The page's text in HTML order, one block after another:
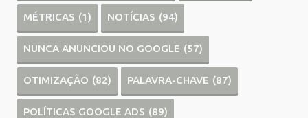
MÉTRICAS (1) NOTÍCIAS (94)
NUNCA ANUNCIOU NO GOOGLE (57)
OTIMIZAÇÃO (82) PALAVRA-CHAVE (87)
POLÍTICAS GOOGLE ADS (89)